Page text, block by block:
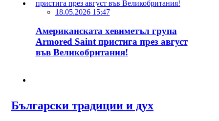
18.05.2026 15:47
Американската хевиметъл група
Armored Saint пристига през август
във Великобритания!
Български традиции и дух